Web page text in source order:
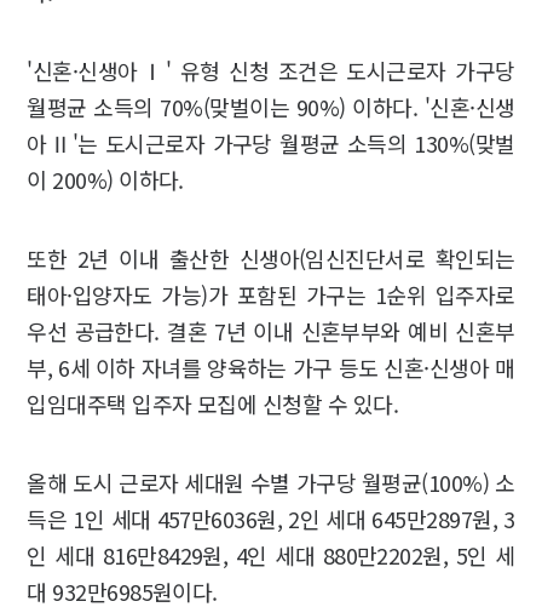
'신혼·신생아Ⅰ' 유형 신청 조건은 도시근로자 가구당
월평균 소득의 70%(맞벌이는 90%) 이하다. '신혼·신생
아Ⅱ'는 도시근로자 가구당 월평균 소득의 130%(맞벌
이 200%) 이하다.
또한 2년 이내 출산한 신생아(임신진단서로 확인되는
태아·입양자도 가능)가 포함된 가구는 1순위 입주자로
우선 공급한다. 결혼 7년 이내 신혼부부와 예비 신혼부
부, 6세 이하 자녀를 양육하는 가구 등도 신혼·신생아 매
입임대주택 입주자 모집에 신청할 수 있다.
올해 도시 근로자 세대원 수별 가구당 월평균(100%) 소
득은 1인 세대 457만6036원, 2인 세대 645만2897원, 3
인 세대 816만8429원, 4인 세대 880만2202원, 5인 세
대 932만6985원이다.